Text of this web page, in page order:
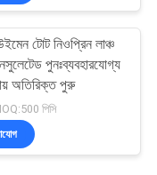
টোট নিওপ্রিন লাঞ্চ
পুনঃব্যবহারযোগ্য
অতিরিক্ত পুরু
পিসি